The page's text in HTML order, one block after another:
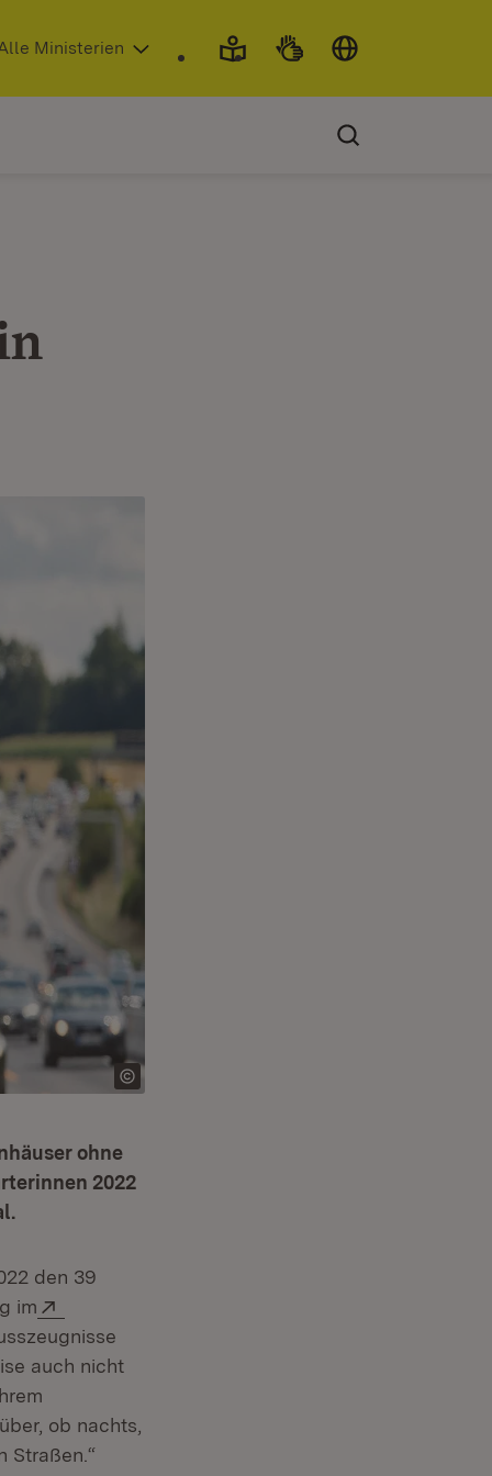
neuem Fenster)
Ministerien
ohne
2022
den 39
im
auch nicht
ob nachts,
Straßen.“